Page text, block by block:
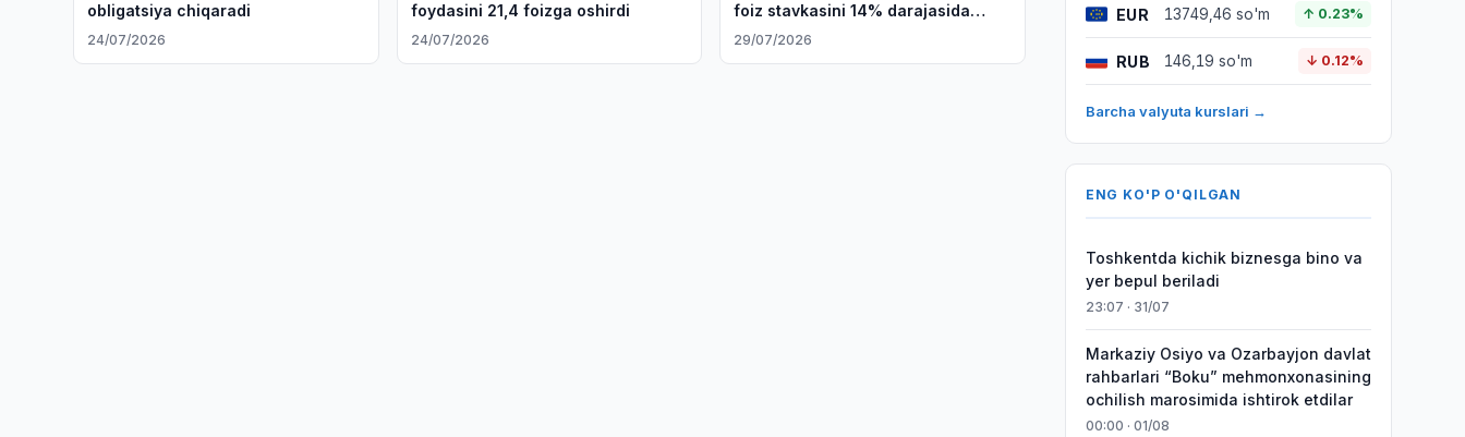
obligatsiya chiqaradi
24/07/2026
foydasini 21,4 foizga oshirdi
24/07/2026
foiz stavkasini 14% darajasida
saqlab qoldi
29/07/2026
EUR 13749,46 so'm ↑ 0.23%
RUB 146,19 so'm ↓ 0.12%
Barcha valyuta kurslari →
ENG KO'P O'QILGAN
Toshkentda kichik biznesga bino va
yer bepul beriladi
23:07 · 31/07
Markaziy Osiyo va Ozarbayjon davlat
rahbarlari “Boku” mehmonxonasining
ochilish marosimida ishtirok etdilar
00:00 · 01/08